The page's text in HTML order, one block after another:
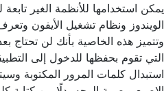
يمكن استخدامها للأنظمة الغير
وتتميز هذه الخاصية بأنك لن تحتاج
التي تقوم بحفظها للدخول إلى
استبدال كلمات المرور المكتوبة